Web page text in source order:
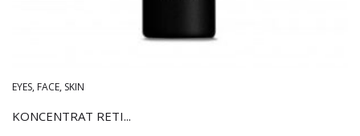
EYES, FACE, SKIN
KONCENTRAT RETI...